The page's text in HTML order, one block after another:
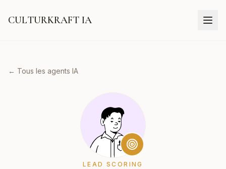
CULTURKRAFT IA
← Tous les agents IA
LEAD SCORING